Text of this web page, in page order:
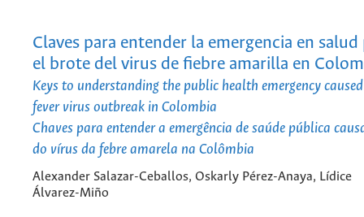
Claves para entender la emergencia en
el brote del virus de fiebre amarilla en
Keys to understanding the public health emergency
fever virus outbreak in Colombia
Chaves para entender a emergência de saúde pública
do vírus da febre amarela na Colômbia
Alexander Salazar-Ceballos, Oskarly Pérez-Anaya, Lídice
Álvarez-Miño